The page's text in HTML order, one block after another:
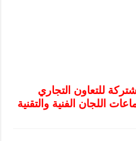
في البحث العلمي وحماية التراث
للتعاون التجاري
اللجان الفنية والتقنية